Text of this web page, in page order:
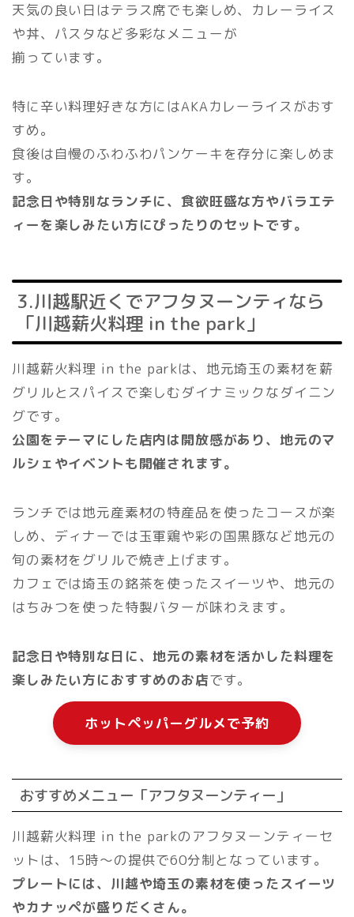
天気の良い日はテラス席でも楽しめ、カレーライス
や丼、パスタなど多彩なメニューが
揃っています。
特に辛い料理好きな方にはAKAカレーライスがおす
すめ。
食後は自慢のふわふわパンケーキを存分に楽しめま
す。
記念日や特別なランチに、食欲旺盛な方やバラエテ
ィーを楽しみたい方にぴったりのセットです。
3.川越駅近くでアフタヌーンティなら
「川越薪火料理 in the park」
川越薪火料理 in the parkは、地元埼玉の素材を薪
グリルとスパイスで楽しむダイナミックなダイニン
グです。
公園をテーマにした店内は開放感があり、地元のマ
ルシェやイベントも開催されます。
ランチでは地元産素材の特産品を使ったコースが楽
しめ、ディナーでは玉軍鶏や彩の国黒豚など地元の
旬の素材をグリルで焼き上げます。
カフェでは埼玉の銘茶を使ったスイーツや、地元の
はちみつを使った特製バターが味わえます。
記念日や特別な日に、地元の素材を活かした料理を
楽しみたい方におすすめのお店です。
ホットペッパーグルメで予約
おすすめメニュー「アフタヌーンティー」
川越薪火料理 in the parkのアフタヌーンティーセ
ットは、15時〜の提供で60分制となっています。
プレートには、川越や埼玉の素材を使ったスイーツ
やカナッペが盛りだくさん。